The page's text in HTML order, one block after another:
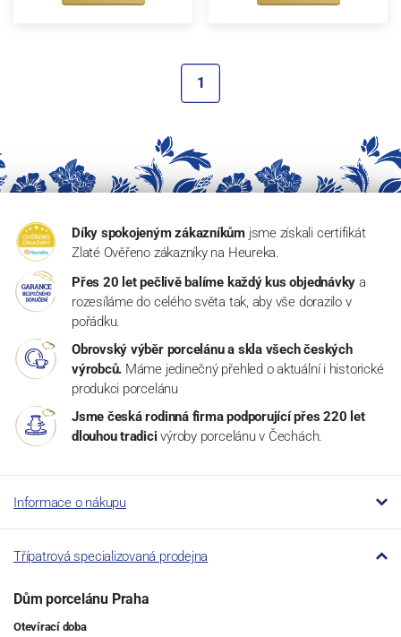
1
Díky spokojeným zákazníkům jsme získali certifikát
Zlaté Ověřeno zákazníky na Heureka.
Přes 20 let pečlivě balíme každý kus objednávky a
rozesíláme do celého světa tak, aby vše dorazilo v
pořádku.
Obrovský výběr porcelánu a skla všech českých
výrobců. Máme jedinečný přehled o aktuální i historické
produkci porcelánu
Jsme česká rodinná firma podporující přes 220 let
dlouhou tradici výroby porcelánu v Čechách.
Informace o nákupu
Třípatrová specializovaná prodejna
Dům porcelánu Praha
Otevírací doba